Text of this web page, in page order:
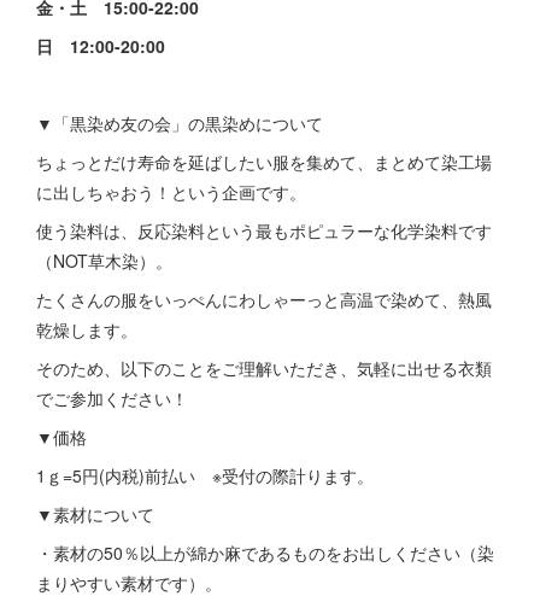
金・土 15:00-22:00
日 12:00-20:00
▼「黒染め友の会」の黒染めについて
ちょっとだけ寿命を延ばしたい服を集めて、まとめて染工場
に出しちゃおう！という企画です。
使う染料は、反応染料という最もポピュラーな化学染料です
（NOT草木染）。
たくさんの服をいっぺんにわしゃーっと高温で染めて、熱風
乾燥します。
そのため、以下のことをご理解いただき、気軽に出せる衣類
でご参加ください！
▼価格
1ｇ=5円(内税)前払い ※受付の際計ります。
▼素材について
・素材の50％以上が綿か麻であるものをお出しください（染
まりやすい素材です）。